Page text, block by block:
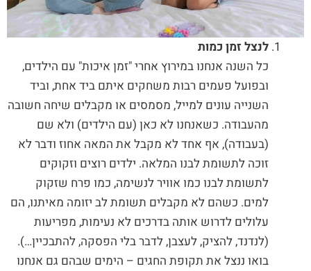
לנצל זמן כמות
כל השנה אנחנו במירוץ אחרי "זמן איכות" עם הילדים,
ובפועל פעמים רבות משחקים איתם ביד אחת, וביד
השנייה עונים למייל, מסמסים או מקבלים שיחה חשובה
מהעבודה. כשאנחנו לא כאן (עם הילדים) ולא שם
(בעבודה), אף אחד לא מקבל את המאה אחוז ודבר לא
זוכה לתשומת לבנו המלאה. ילדים רוצים וזקוקים
לתשומת לבנו כמו אוויר לנשימה, כמו פרח שזקוק
למים. כשהם לא מקבלים תשומת לב יזומה מאיתנו, הם
עלולים לדרוש אותה בדרכים לא נעימות, מפריעות
(לנדנד, להציק, לעצבן, לדבר בלי הפסקה, להתבכיין…).
בואו ננצל את תקופת החגים – הימים שבהם גם אנחנו